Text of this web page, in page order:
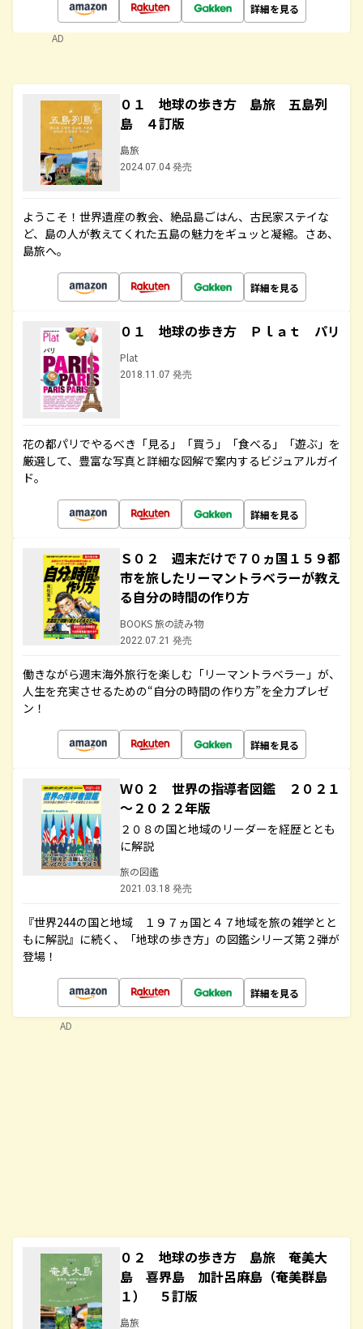
詳細を見る
AD
０１ 地球の歩き方 島旅 五島列
島 ４訂版
島旅
2024.07.04 発売
ようこそ！世界遺産の教会、絶品島ごはん、古民家ステイな
ど、島の人が教えてくれた五島の魅力をギュッと凝縮。さあ、
島旅へ。
詳細を見る
０１ 地球の歩き方 Ｐｌａｔ パリ
Plat
2018.11.07 発売
花の都パリでやるべき「見る」「買う」「食べる」「遊ぶ」を
厳選して、豊富な写真と詳細な図解で案内するビジュアルガイ
ド。
詳細を見る
Ｓ０２ 週末だけで７０ヵ国１５９都
市を旅したリーマントラベラーが教え
る自分の時間の作り方
BOOKS 旅の読み物
2022.07.21 発売
働きながら週末海外旅行を楽しむ「リーマントラベラー」が、
人生を充実させるための“自分の時間の作り方”を全力プレゼ
ン！
詳細を見る
Ｗ０２ 世界の指導者図鑑 ２０２１
～２０２２年版
２０８の国と地域のリーダーを経歴ととも
に解説
旅の図鑑
2021.03.18 発売
『世界244の国と地域 １９７ヵ国と４７地域を旅の雑学とと
もに解説』に続く、「地球の歩き方」の図鑑シリーズ第２弾が
登場！
詳細を見る
０２ 地球の歩き方 島旅 奄美大
島 喜界島 加計呂麻島（奄美群島
１） ５訂版
島旅
AD